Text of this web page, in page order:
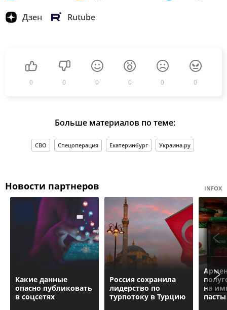
Дзен Rutube
0 0 0 0 0 0
Больше материалов по теме:
СВО Спецоперация Екатеринбург Украина.ру
Новости партнеров INFOX
Какие данные
опасно публиковать
в соцсетях
Россия сохранила
лидерство по
турпотоку в Турцию
на
пасты